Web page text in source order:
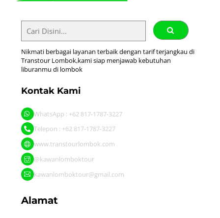
Nikmati berbagai layanan terbaik dengan tarif terjangkau di
Transtour Lombok,kami siap menjawab kebutuhan
liburanmu di lombok
Kontak Kami
WhatsApp : +62 817-1787-3227
Telepon : +62 817-1787-3227
www.transtourlombok.com
@kawanlomboktour
kawanlomboktour@gmail.com
Alamat